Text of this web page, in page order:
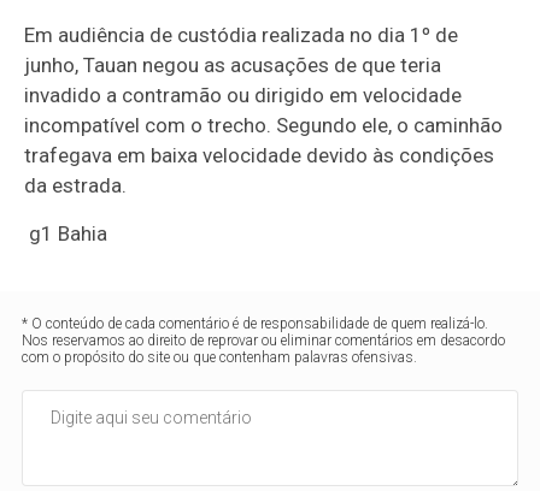
Em audiência de custódia realizada no dia 1º de
junho, Tauan negou as acusações de que teria
invadido a contramão ou dirigido em velocidade
incompatível com o trecho. Segundo ele, o caminhão
trafegava em baixa velocidade devido às condições
da estrada.
g1 Bahia
* O conteúdo de cada comentário é de responsabilidade de quem realizá-lo.
Nos reservamos ao direito de reprovar ou eliminar comentários em desacordo
com o propósito do site ou que contenham palavras ofensivas.